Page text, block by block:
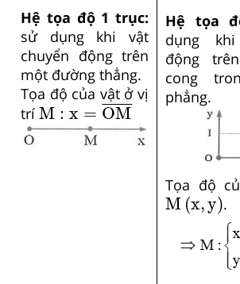
Hệ tọa độ 1 trục:
sử dụng khi vật
chuyển động trên
một đường thẳng.
Tọa độ của vật ở vị
trí M : x = ¯¯¯¯¯¯¯
OM
M:x =OM¯
Hệ tọa
dụng
động
cong
phẳng.
Tọa độ
M (x,y)
Mx y .